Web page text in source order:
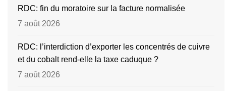
RDC: fin du moratoire sur la facture normalisée
7 août 2026
RDC: l’interdiction d’exporter les concentrés de cuivre
et du cobalt rend-elle la taxe caduque ?
7 août 2026